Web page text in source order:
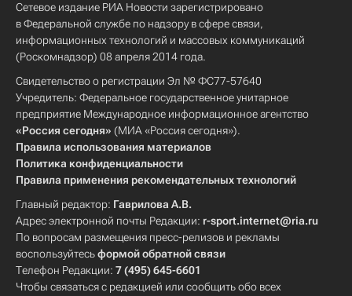
Сетевое издание РИА Новости зарегистрировано
в Федеральной службе по надзору в сфере связи,
информационных технологий и массовых коммуникаций
(Роскомнадзор) 08 апреля 2014 года.
Свидетельство о регистрации Эл № ФС77-57640
Учредитель: Федеральное государственное унитарное
предприятие Международное информационное агентство
«Россия сегодня» (МИА «Россия сегодня»).
Правила использования материалов
Политика конфиденциальности
Правила применения рекомендательных технологий
Главный редактор: Гаврилова А.В.
Адрес электронной почты Редакции: r-sport.internet@ria.ru
По вопросам размещения пресс-релизов и рекламы
воспользуйтесьформой обратной связи
Телефон Редакции: 7 (495) 645-6601
Чтобы связаться с редакцией или сообщить обо всех